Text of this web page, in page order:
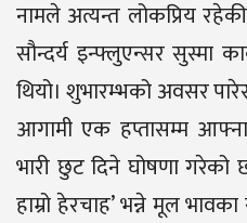
नामले अत्यन्त लोकप्रिय
सौन्दर्य इन्फ्लुएन्सर सुस्मा
थियो। शुभारम्भको अवसर
आगामी एक हप्तासम्म
भारी छुट दिने घोषणा गरेको
हाम्रो हेरचाह’ भन्ने मूल